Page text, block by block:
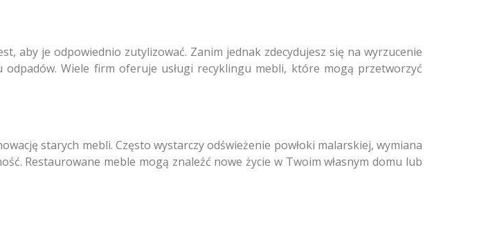
aby je odpowiednio zutylizować. Zanim jednak zdecydujesz się na wyrzucenie
Wiele firm oferuje usługi recyklingu mebli, które mogą przetworzyć
starych mebli. Często wystarczy odświeżenie powłoki malarskiej, wymiana
Restaurowane meble mogą znaleźć nowe życie w Twoim własnym domu lub